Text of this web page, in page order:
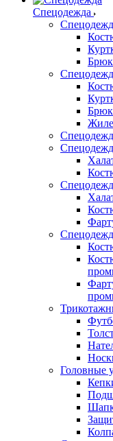
Спецодежда
Головные